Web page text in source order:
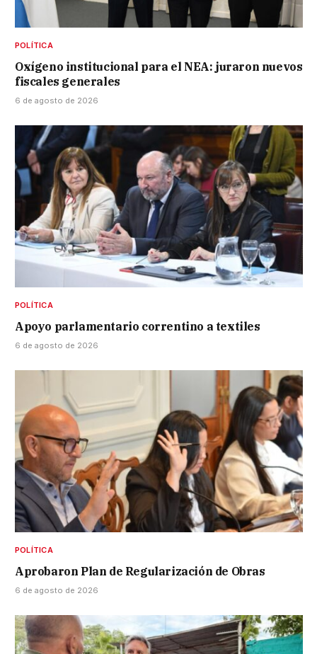
POLÍTICA
Oxígeno institucional para el NEA: juraron nuevos
fiscales generales
6 de agosto de 2026
POLÍTICA
Apoyo parlamentario correntino a textiles
6 de agosto de 2026
POLÍTICA
Aprobaron Plan de Regularización de Obras
6 de agosto de 2026